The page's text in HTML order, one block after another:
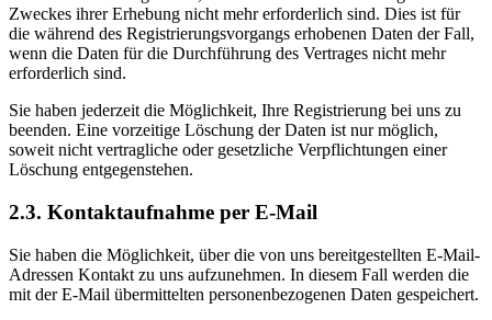
Zweckes ihrer Erhebung nicht mehr erforderlich sind. Dies ist für
die während des Registrierungsvorgangs erhobenen Daten der Fall,
wenn die Daten für die Durchführung des Vertrages nicht mehr
erforderlich sind.
Sie haben jederzeit die Möglichkeit, Ihre Registrierung bei uns zu
beenden. Eine vorzeitige Löschung der Daten ist nur möglich,
soweit nicht vertragliche oder gesetzliche Verpflichtungen einer
Löschung entgegenstehen.
2.3. Kontaktaufnahme per E-Mail
Sie haben die Möglichkeit, über die von uns bereitgestellten E-Mail-
Adressen Kontakt zu uns aufzunehmen. In diesem Fall werden die
mit der E-Mail übermittelten personenbezogenen Daten gespeichert.